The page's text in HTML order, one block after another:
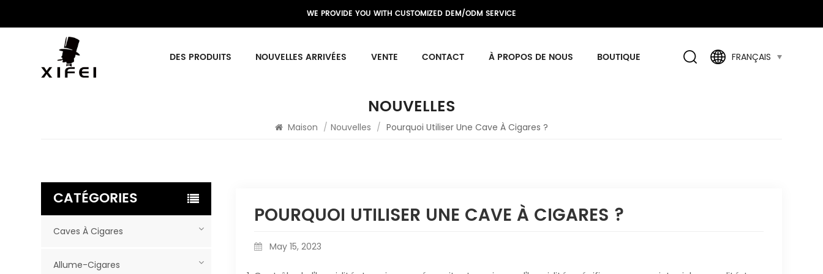
WE PROVIDE YOU WITH CUSTOMIZED DEM/ODM SERVICE
DES PRODUITS NOUVELLES ARRIVÉES VENTE CONTACT À PROPOS DE NOUS BOUTIQUE FRANÇAIS
NOUVELLES
Maison / Nouvelles / Pourquoi Utiliser Une Cave À Cigares ?
POURQUOI UTILISER UNE CAVE À CIGARES ?
May 15, 2023
CATÉGORIES
Caves À Cigares
Allume-Cigares